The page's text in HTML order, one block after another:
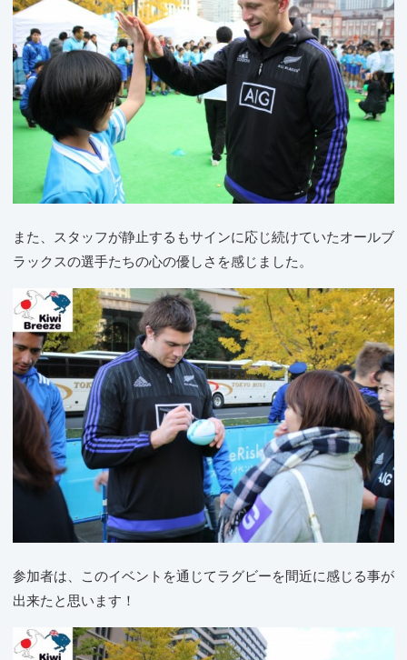
また、スタッフが静止するもサインに応じ続けていたオールブ
ラックスの選手たちの心の優しさを感じました。
参加者は、このイベントを通じてラグビーを間近に感じる事が
出来たと思います！